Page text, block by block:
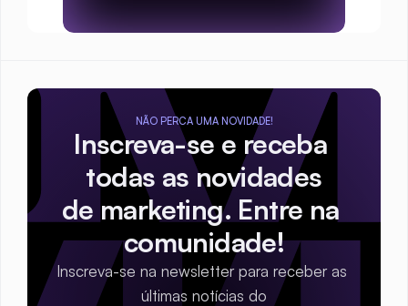
NÃO PERCA UMA NOVIDADE!
Inscreva-se e receba
todas as novidades
de marketing. Entre na
comunidade!
Inscreva-se na newsletter para receber as
últimas notícias do